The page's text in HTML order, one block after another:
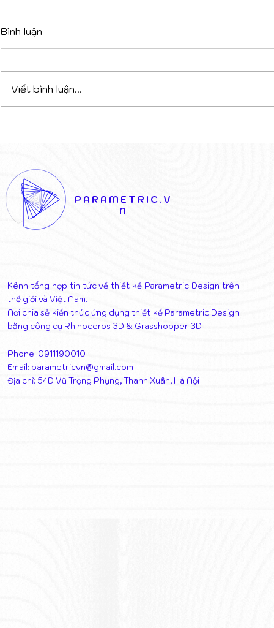
Bình luận
Viết bình luận...
PARAMETRIC.V
N
Kênh tổng hợp tin tức về thiết kế Parametric Design trên
thế giới và Việt Nam.
Nơi chia sẻ kiến thức ứng dụng thiết kế Parametric Design
bằng công cụ Rhinoceros 3D & Grasshopper 3D
Phone: 0911190010
Email: parametricvn@gmail.com
Địa chỉ: 54D Vũ Trọng Phụng, Thanh Xuân, Hà Nội